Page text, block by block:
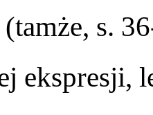
s.
ekspresji,